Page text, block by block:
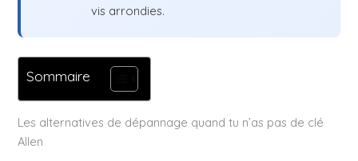
vis arrondies.
Sommaire
Les alternatives de dépannage quand tu n’as pas de clé
Allen